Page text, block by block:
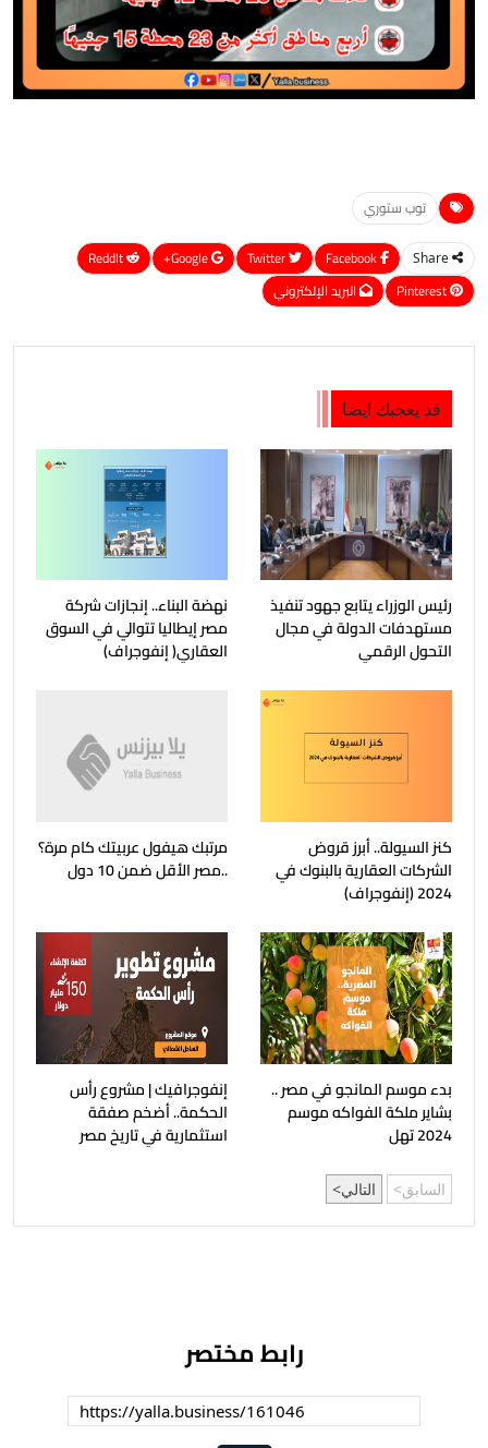
توب ستوري
Share
Google+
ReddIt
Pinterest
البريد الإلكتروني
قد يعجبك ايضا
رئيس الوزراء يتابع جهود تنفيذ
مستهدفات الدولة في مجال
التحول الرقمي
نهضة البناء.. إنجازات شركة
مصر إيطاليا تتوالي في السوق
العقاري( إنفوجراف)
كنز السيولة.. أبرز قروض
الشركات العقارية بالبنوك في
2024 (إنفوجراف)
مرتبك هيفول عربيتك كام مرة؟
..مصر الأقل ضمن 10 دول
بدء موسم المانجو في مصر ..
بشاير ملكة الفواكه موسم
2024 تهل
إنفوجرافيك | مشروع رأس
الحكمة.. أضخم صفقة
استثمارية في تاريخ مصر
السابق التالي
رابط مختصر